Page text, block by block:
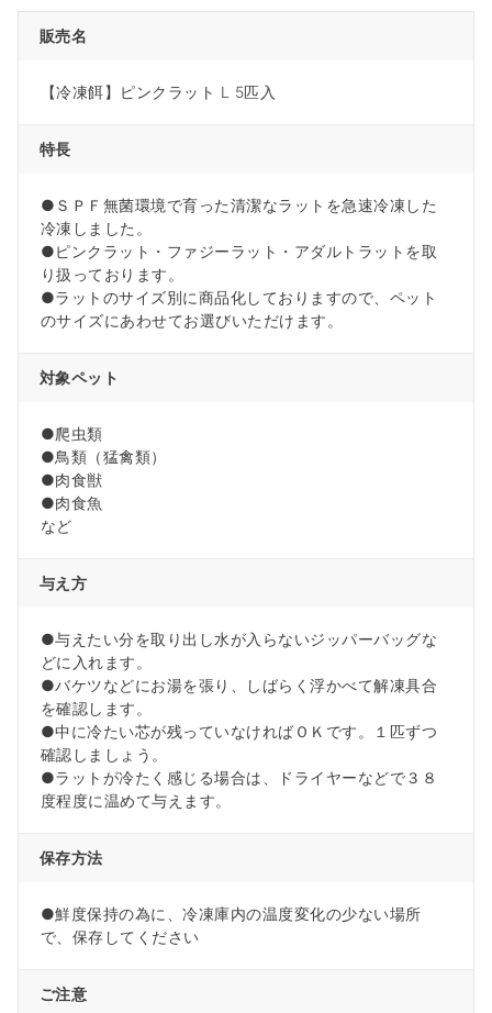
販売名
【冷凍餌】ピンクラット L 5匹入
特長
●ＳＰＦ無菌環境で育った清潔なラットを急速冷凍した
冷凍しました。
●ピンクラット・ファジーラット・アダルトラットを取
り扱っております。
●ラットのサイズ別に商品化しておりますので、ペット
のサイズにあわせてお選びいただけます。
対象ペット
●爬虫類
●鳥類（猛禽類）
●肉食獣
●肉食魚
など
与え方
●与えたい分を取り出し水が入らないジッパーバッグな
どに入れます。
●バケツなどにお湯を張り、しばらく浮かべて解凍具合
を確認します。
●中に冷たい芯が残っていなければＯＫです。１匹ずつ
確認しましょう。
●ラットが冷たく感じる場合は、ドライヤーなどで３８
度程度に温めて与えます。
保存方法
●鮮度保持の為に、冷凍庫内の温度変化の少ない場所
で、保存してください
ご注意